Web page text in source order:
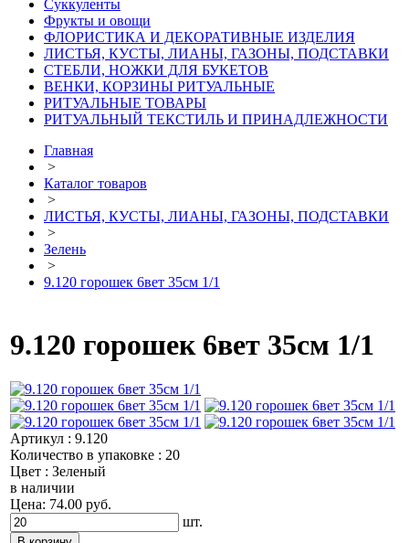
Суккуленты
Фрукты и овощи
ФЛОРИСТИКА И ДЕКОРАТИВНЫЕ ИЗДЕЛИЯ
ЛИСТЬЯ, КУСТЫ, ЛИАНЫ, ГАЗОНЫ, ПОДСТАВКИ
СТЕБЛИ, НОЖКИ ДЛЯ БУКЕТОВ
ВЕНКИ, КОРЗИНЫ РИТУАЛЬНЫЕ
РИТУАЛЬНЫЕ ТОВАРЫ
РИТУАЛЬНЫЙ ТЕКСТИЛЬ И ПРИНАДЛЕЖНОСТИ
Главная
>
Каталог товаров
>
ЛИСТЬЯ, КУСТЫ, ЛИАНЫ, ГАЗОНЫ, ПОДСТАВКИ
>
Зелень
>
9.120 горошек 6вет 35см 1/1
9.120 горошек 6вет 35см 1/1
Артикул : 9.120
Количество в упаковке : 20
Цвет : Зеленый
в наличии
Цена: 74.00 руб.
шт.